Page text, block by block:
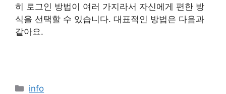
히 로그인 방법이 여러 가지라서 자신에게 편한 방
식을 선택할 수 있습니다. 대표적인 방법은 다음과
같아요.
Categories
info